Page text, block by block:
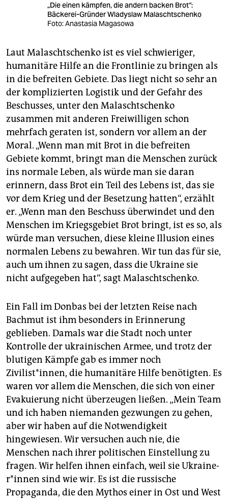
„Die einen kämpfen, die andern backen Brot“:
Bäckerei-Gründer Wladyslaw Malaschtschenko
Foto: Anastasia Magasowa
Laut Malaschtschenko ist es viel schwieriger,
humanitäre Hilfe an die Frontlinie zu bringen als
in die befreiten Gebiete. Das liegt nicht so sehr an
der komplizierten Logistik und der Gefahr des
Beschusses, unter den Malaschtschenko
zusammen mit anderen Freiwilligen schon
mehrfach geraten ist, sondern vor allem an der
Moral. „Wenn man mit Brot in die befreiten
Gebiete kommt, bringt man die Menschen zurück
ins normale Leben, als würde man sie daran
erinnern, dass Brot ein Teil des Lebens ist, das sie
vor dem Krieg und der Besetzung hatten“, erzählt
er. „Wenn man den Beschuss überwindet und den
Menschen im Kriegsgebiet Brot bringt, ist es so, als
würde man versuchen, diese kleine Illusion eines
normalen Lebens zu bewahren. Wir tun das für sie,
auch um ihnen zu sagen, dass die Ukraine sie
nicht aufgegeben hat“, sagt Malaschtschenko.
Ein Fall im Donbas bei der letzten Reise nach
Bachmut ist ihm besonders in Erinnerung
geblieben. Damals war die Stadt noch unter
Kontrolle der ukrainischen Armee, und trotz der
blutigen Kämpfe gab es immer noch
Zivilist*innen, die humanitäre Hilfe benötigten. Es
waren vor allem die Menschen, die sich von einer
Evakuierung nicht überzeugen ließen. „Mein Team
und ich haben niemanden gezwungen zu gehen,
aber wir haben auf die Notwendigkeit
hingewiesen. Wir versuchen auch nie, die
Menschen nach ihrer politischen Einstellung zu
fragen. Wir helfen ihnen einfach, weil sie Ukrai­ne­
r*in­nen sind wie wir. Es ist die russische
Propaganda, die den Mythos einer in Ost und West